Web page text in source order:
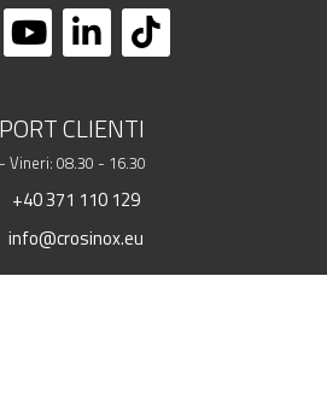
CLIENTI
Vineri: 08.30 - 16.30
+40 371 110 129
info@crosinox.eu